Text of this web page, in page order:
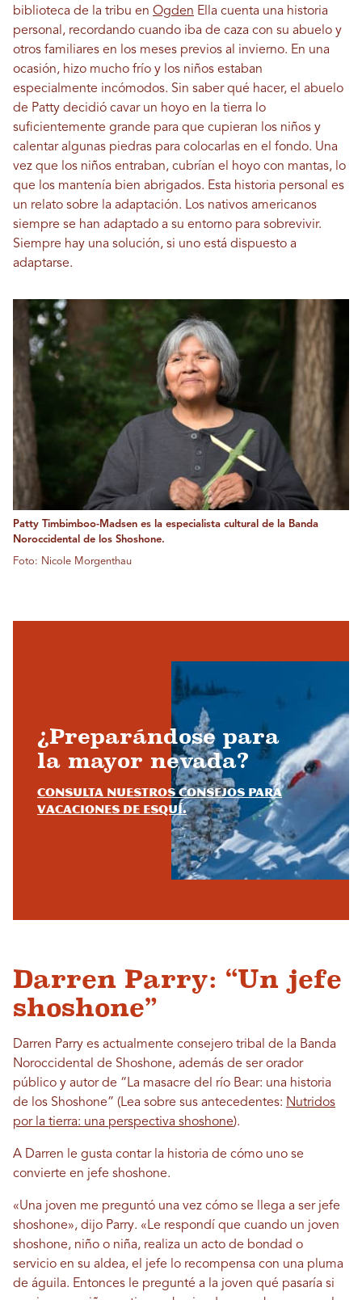
biblioteca de la tribu en Ogden Ella cuenta una historia
personal, recordando cuando iba de caza con su abuelo y
otros familiares en los meses previos al invierno. En una
ocasión, hizo mucho frío y los niños estaban
especialmente incómodos. Sin saber qué hacer, el abuelo
de Patty decidió cavar un hoyo en la tierra lo
suficientemente grande para que cupieran los niños y
calentar algunas piedras para colocarlas en el fondo. Una
vez que los niños entraban, cubrían el hoyo con mantas, lo
que los mantenía bien abrigados. Esta historia personal es
un relato sobre la adaptación. Los nativos americanos
siempre se han adaptado a su entorno para sobrevivir.
Siempre hay una solución, si uno está dispuesto a
adaptarse.
Patty Timbimboo-Madsen es la especialista cultural de la Banda
Noroccidental de los Shoshone.
Foto: Nicole Morgenthau
¿Preparándose para
la mayor nevada?
Consulta nuestros consejos para
vacaciones de esquí.
Darren Parry: “Un jefe
shoshone”
Darren Parry es actualmente consejero tribal de la Banda
Noroccidental de Shoshone, además de ser orador
público y autor de “La masacre del río Bear: una historia
de los Shoshone” (Lea sobre sus antecedentes: Nutridos
por la tierra: una perspectiva shoshone).
A Darren le gusta contar la historia de cómo uno se
convierte en jefe shoshone.
«Una joven me preguntó una vez cómo se llega a ser jefe
shoshone», dijo Parry. «Le respondí que cuando un joven
shoshone, niño o niña, realiza un acto de bondad o
servicio en su aldea, el jefe lo recompensa con una pluma
de águila. Entonces le pregunté a la joven qué pasaría si